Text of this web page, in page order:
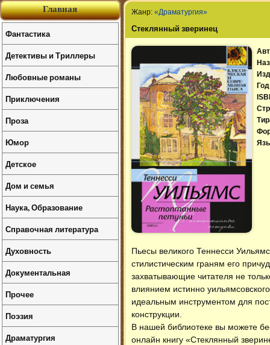
Жанр: «Драматургия»
Стеклянный зверинец
Пьесы великого Теннесси
стилистическим граням его
захватывающие читателя не
влиянием истинно
идеальным инструментом для
конструкции.
В нашей библиотеке вы можете
онлайн книгу «Стеклянный
Главная
Фантастика
Детективы и Триллеры
Любовные романы
Приключения
Проза
Юмор
Детское
Дом и семья
Наука, Образование
Справочная литература
Духовность
Документальная
Прочее
Поэзия
Драматургия